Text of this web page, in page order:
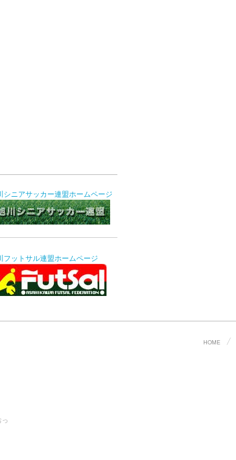
シニアサッカー連盟ホームページ
フットサル連盟ホームページ
HOME